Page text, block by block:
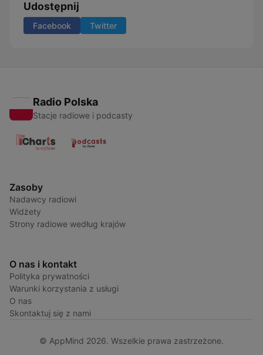
Udostępnij
Facebook Twitter
Radio Polska
Stacje radiowe i podcasty
Zasoby
Nadawcy radiowi
Widżety
Strony radiowe według krajów
O nas i kontakt
Polityka prywatności
Warunki korzystania z usługi
O nas
Skontaktuj się z nami
© AppMind 2026. Wszelkie prawa zastrzeżone.